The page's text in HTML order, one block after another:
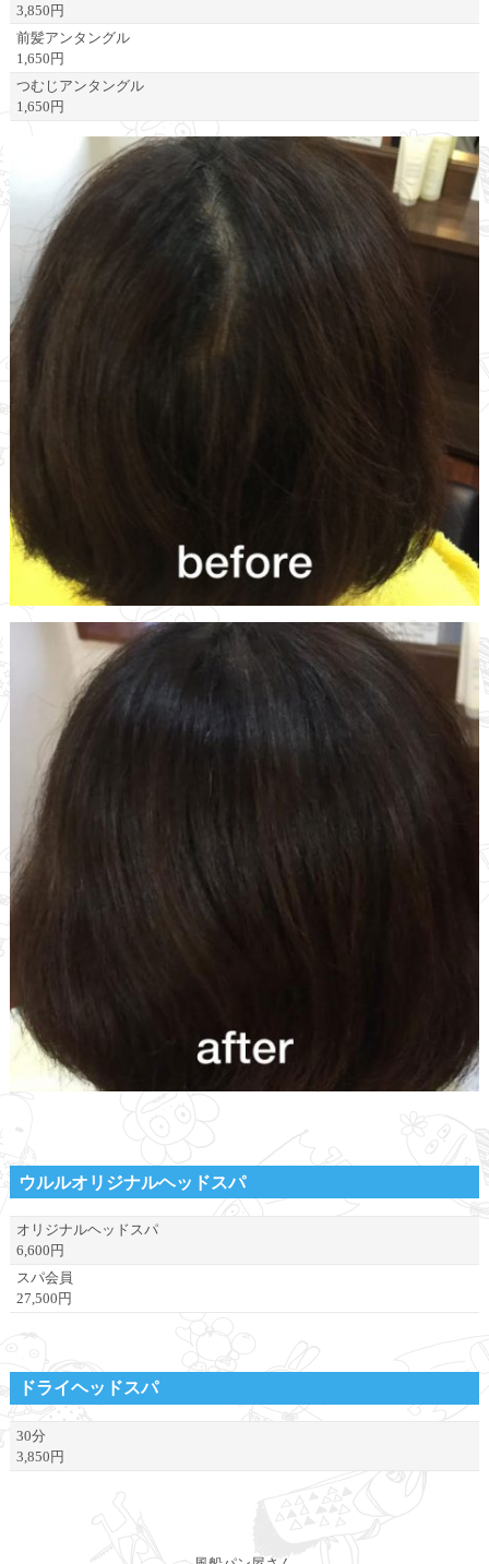
3,850円
前髪アンタングル
1,650円
つむじアンタングル
1,650円
ウルルオリジナルヘッドスパ
オリジナルヘッドスパ
6,600円
スパ会員
27,500円
ドライヘッドスパ
30分
3,850円